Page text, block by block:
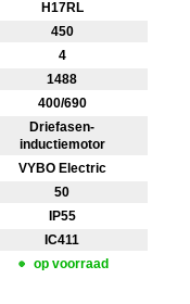
H17RL
450
4
1488
400/690
Driefasen-
inductiemotor
VYBO Electric
50
IP55
IC411
op voorraad